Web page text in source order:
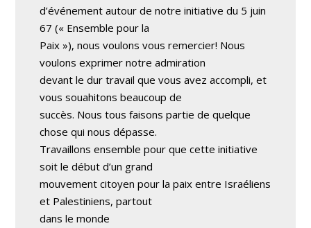
d’événement autour de notre initiative du 5 juin
67 (« Ensemble pour la
Paix »), nous voulons vous remercier! Nous
voulons exprimer notre admiration
devant le dur travail que vous avez accompli, et
vous souahitons beaucoup de
succès. Nous tous faisons partie de quelque
chose qui nous dépasse.
Travaillons ensemble pour que cette initiative
soit le début d’un grand
mouvement citoyen pour la paix entre Israéliens
et Palestiniens, partout
dans le monde